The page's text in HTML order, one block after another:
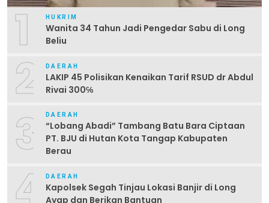
1 HUKRIM
Wanita 34 Tahun Jadi Pengedar Sabu di Long
Beliu
2 DAERAH
LAKIP 45 Polisikan Kenaikan Tarif RSUD dr Abdul
Rivai 300℅
3 DAERAH
“Lobang Abadi” Tambang Batu Bara Ciptaan
PT. BJU di Hutan Kota Tangap Kabupaten
Berau
4 DAERAH
Kapolsek Segah Tinjau Lokasi Banjir di Long
Ayap dan Berikan Bantuan